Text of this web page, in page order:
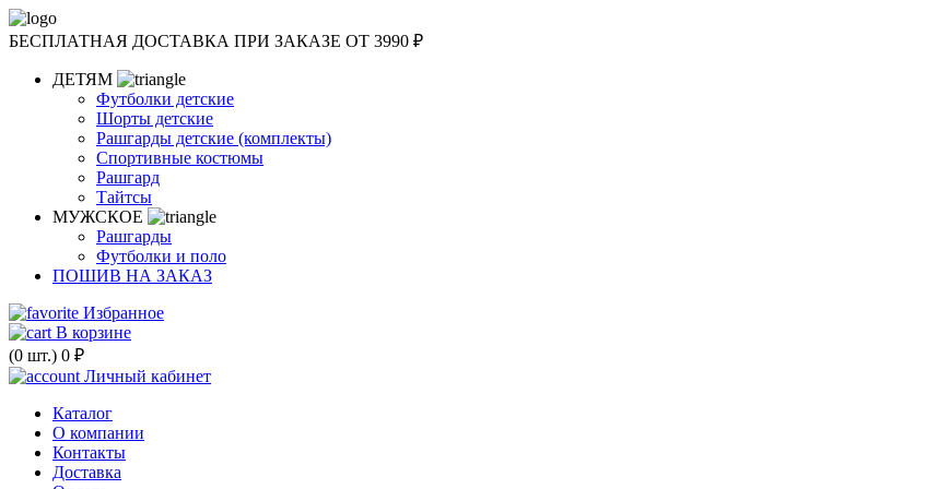
БЕСПЛАТНАЯ ДОСТАВКА ПРИ ЗАКАЗЕ ОТ 3990 ₽
ДЕТЯМ
Футболки детские
Шорты детские
Рашгарды детские (комплекты)
Спортивные костюмы
Рашгард
Тайтсы
МУЖСКОЕ
Рашгарды
Футболки и поло
ПОШИВ НА ЗАКАЗ
Избранное
В корзине
(0 шт.) 0 ₽
Личный кабинет
Каталог
О компании
Контакты
Доставка